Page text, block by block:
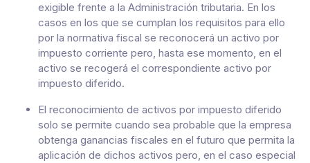
exigible frente a la Administración tributaria. En los
casos en los que se cumplan los requisitos para ello
por la normativa fiscal se reconocerá un activo por
impuesto corriente pero, hasta ese momento, en el
activo se recogerá el correspondiente activo por
impuesto diferido.
El reconocimiento de activos por impuesto diferido
solo se permite cuando sea probable que la empresa
obtenga ganancias fiscales en el futuro que permita la
aplicación de dichos activos pero, en el caso especial